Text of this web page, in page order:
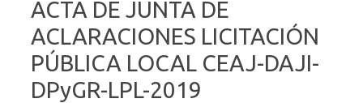
ACTA DE JUNTA DE
ACLARACIONES LICITACIÓN
PÚBLICA LOCAL CEAJ-DAJI-
DPyGR-LPL-2019